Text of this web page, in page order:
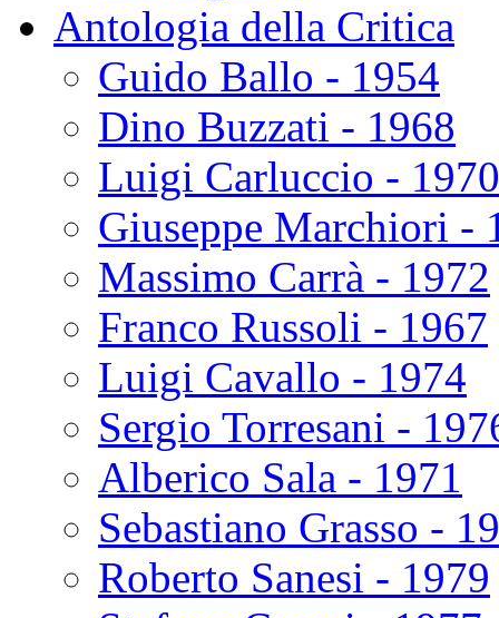
Antologia della Critica
Guido Ballo - 1954
Dino Buzzati - 1968
Luigi Carluccio - 1970
Giuseppe Marchiori -
Massimo Carrà - 1972
Franco Russoli - 1967
Luigi Cavallo - 1974
Sergio Torresani -
Alberico Sala - 1971
Sebastiano Grasso -
Roberto Sanesi - 1979